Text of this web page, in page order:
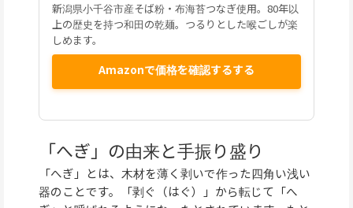
新潟県小千谷市産そば粉・布海苔つなぎ使用。80年以
上の歴史を持つ和田の乾麺。つるりとした喉ごしが楽
しめます。
Amazonで価格を確認するする
「へぎ」の由来と手振り盛り
「へぎ」とは、木材を薄く剥いで作った四角い浅い
器のことです。「剥ぐ（はぐ）」から転じて「へ